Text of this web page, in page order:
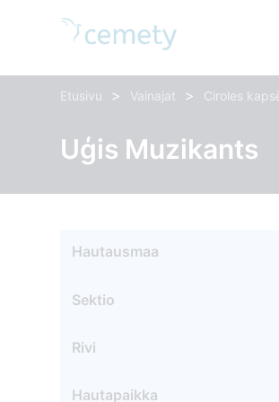
Etusivu > Vainajat > Ciroles
Uģis Muzikants
Hautausmaa
Sektio
Rivi
Hautapaikka